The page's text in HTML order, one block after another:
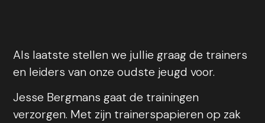
Als laatste stellen we jullie graag de trainers
en leiders van onze oudste jeugd voor.
Jesse Bergmans gaat de trainingen
verzorgen. Met zijn trainerspapieren op zak